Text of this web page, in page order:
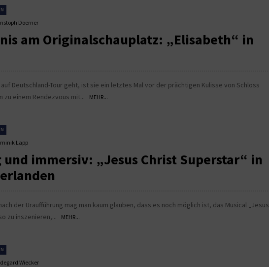
Doerner
am Originalschauplatz: „Elisabeth“ in
Deutschland-Tour geht, ist sie ein letztes Mal vor der prächtigen Kulisse von Schloss
zu einem Rendezvous mit...
MEHR...
Lapp
immersiv: „Jesus Christ Superstar“ in
der Uraufführung mag man kaum glauben, dass es noch möglich ist, das Musical „Jesus
zu inszenieren,...
MEHR...
Wiecker